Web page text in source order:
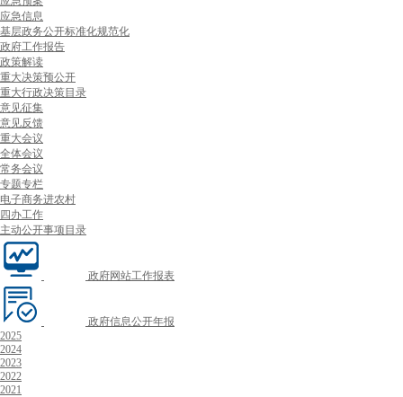
应急信息
基层政务公开标准化规范化
政府工作报告
政策解读
重大决策预公开
重大行政决策目录
意见征集
意见反馈
重大会议
全体会议
常务会议
专题专栏
电子商务进农村
四办工作
主动公开事项目录
政府网站工作报表
政府信息公开年报
2025
2024
2023
2022
2021